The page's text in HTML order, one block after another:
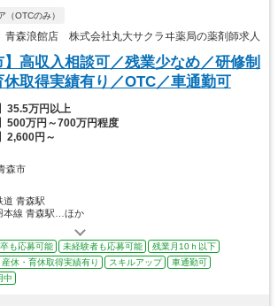
（OTCのみ）
森浪館店 株式会社丸大サクラヰ薬局の薬剤師求人
】高収入相談可／残業少なめ／研修制
休取得実績有り／OTC／車通勤可
35.5万円以上
500万円～700万円程度
2,600円～
森市
道 青森駅
本線 青森駅…ほか
も応募可能 未経験者も応募可能
残業月10ｈ以下
産休・育休取得実績有り スキルアップ
車通勤可
中